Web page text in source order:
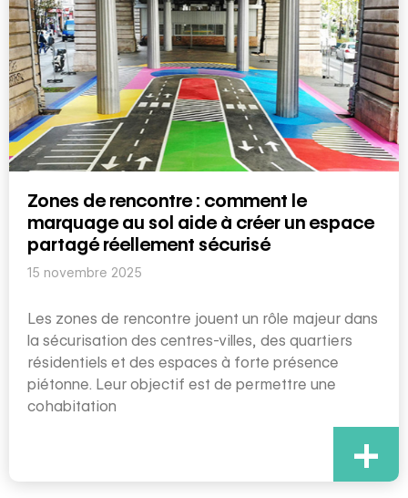
Zones de rencontre : comment le
marquage au sol aide à créer un espace
partagé réellement sécurisé
15 novembre 2025
Les zones de rencontre jouent un rôle majeur dans
la sécurisation des centres-villes, des quartiers
résidentiels et des espaces à forte présence
piétonne. Leur objectif est de permettre une
cohabitation
+